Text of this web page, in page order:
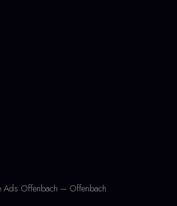
Ads Offenbach – Offenbach